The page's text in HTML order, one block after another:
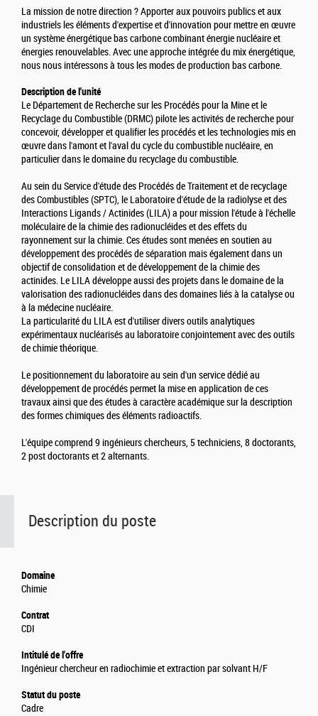
Description du poste
Domaine
Chimie
Contrat
CDI
Intitulé de l'offre
Ingénieur chercheur en radiochimie et extraction par solvant H/F
Statut du poste
Cadre
La mission de notre direction ? Apporter aux pouvoirs publics et aux
industriels les éléments d'expertise et d'innovation pour mettre en œuvre
un système énergétique bas carbone combinant énergie nucléaire et
énergies renouvelables. Avec une approche intégrée du mix énergétique,
nous nous intéressons à tous les modes de production bas carbone.
Description de l'unité
Le Département de Recherche sur les Procédés pour la Mine et le
Recyclage du Combustible (DRMC) pilote les activités de recherche pour
concevoir, développer et qualifier les procédés et les technologies mis en
œuvre dans l'amont et l'aval du cycle du combustible nucléaire, en
particulier dans le domaine du recyclage du combustible.
Au sein du Service d'étude des Procédés de Traitement et de recyclage
des Combustibles (SPTC), le Laboratoire d'étude de la radiolyse et des
Interactions Ligands / Actinides (LILA) a pour mission l'étude à l'échelle
moléculaire de la chimie des radionucléides et des effets du
rayonnement sur la chimie. Ces études sont menées en soutien au
développement des procédés de séparation mais également dans un
objectif de consolidation et de développement de la chimie des
actinides. Le LILA développe aussi des projets dans le domaine de la
valorisation des radionucléides dans des domaines liés à la catalyse ou
à la médecine nucléaire.
La particularité du LILA est d'utiliser divers outils analytiques
expérimentaux nucléarisés au laboratoire conjointement avec des outils
de chimie théorique.
Le positionnement du laboratoire au sein d'un service dédié au
développement de procédés permet la mise en application de ces
travaux ainsi que des études à caractère académique sur la description
des formes chimiques des éléments radioactifs.
L'équipe comprend 9 ingénieurs chercheurs, 5 techniciens, 8 doctorants,
2 post doctorants et 2 alternants.